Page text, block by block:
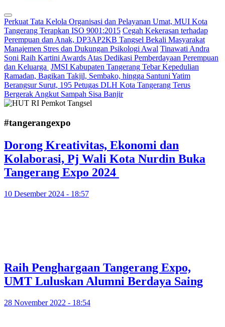
Perkuat Tata Kelola Organisasi dan Pelayanan Umat, MUI Kota
Tangerang Terapkan ISO 9001:2015 Cegah Kekerasan terhadap
Perempuan dan Anak, DP3AP2KB Tangsel Bekali Masyarakat
Manajemen Stres dan Dukungan Psikologi Awal Tinawati Andra
Soni Raih Kartini Awards Atas Dedikasi Pemberdayaan Perempuan
dan Keluarga JMSI Kabupaten Tangerang Tebar Kepedulian
Ramadan, Bagikan Takjil, Sembako, hingga Santuni Yatim
Berangsur Surut, 195 Petugas DLH Kota Tangerang Terus
Bergerak Angkut Sampah Sisa Banjir
#tangerangexpo
Dorong Kreativitas, Ekonomi dan
Kolaborasi, Pj Wali Kota Nurdin Buka
Tangerang Expo 2024
10 Desember 2024 - 18:57
Raih Penghargaan Tangerang Expo,
UMT Luluskan Alumni Berdaya Saing
28 November 2022 - 18:54